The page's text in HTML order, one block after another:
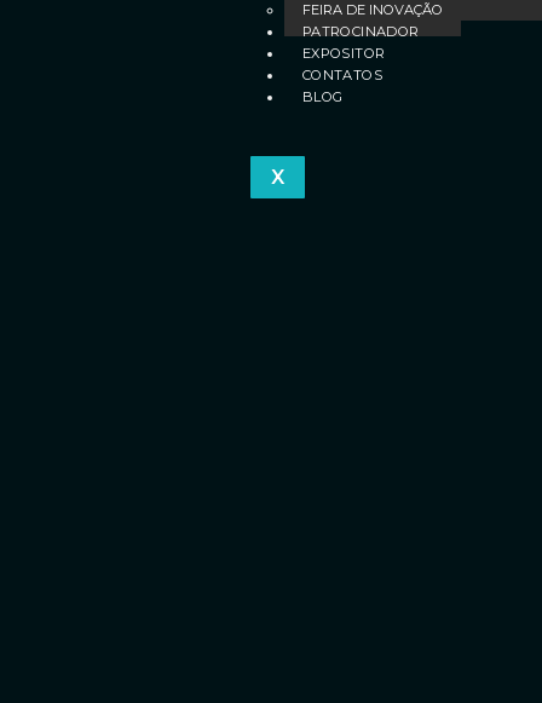
FEIRA DE INOVAÇÃO
PATROCINADOR
EXPOSITOR
CONTATOS
BLOG
X